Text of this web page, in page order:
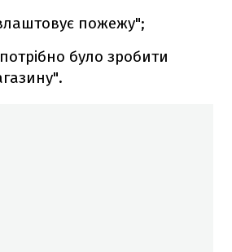
пожежу";
було зробити